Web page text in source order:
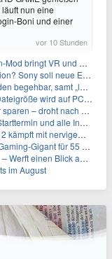
nun eine
Boni und einer
vor 10 Stunden
Ego-Perspektive nach Kanto
neue Einnahmequellen prüfen
samt „lebensgroßem Leon“
und Konsolen deutlich reduziert
die nächste Entlassungswelle?
alle Inhalte offiziell bestätigt
mit nervigem Ladefehler
55 Milliarden Dollar verkauft
auf den Trailer und erfahrt mehr
im August